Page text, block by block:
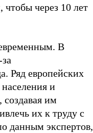
через 10 лет
В
Ряд европейских
и
создавая им
их к труду с
данным экспертов,